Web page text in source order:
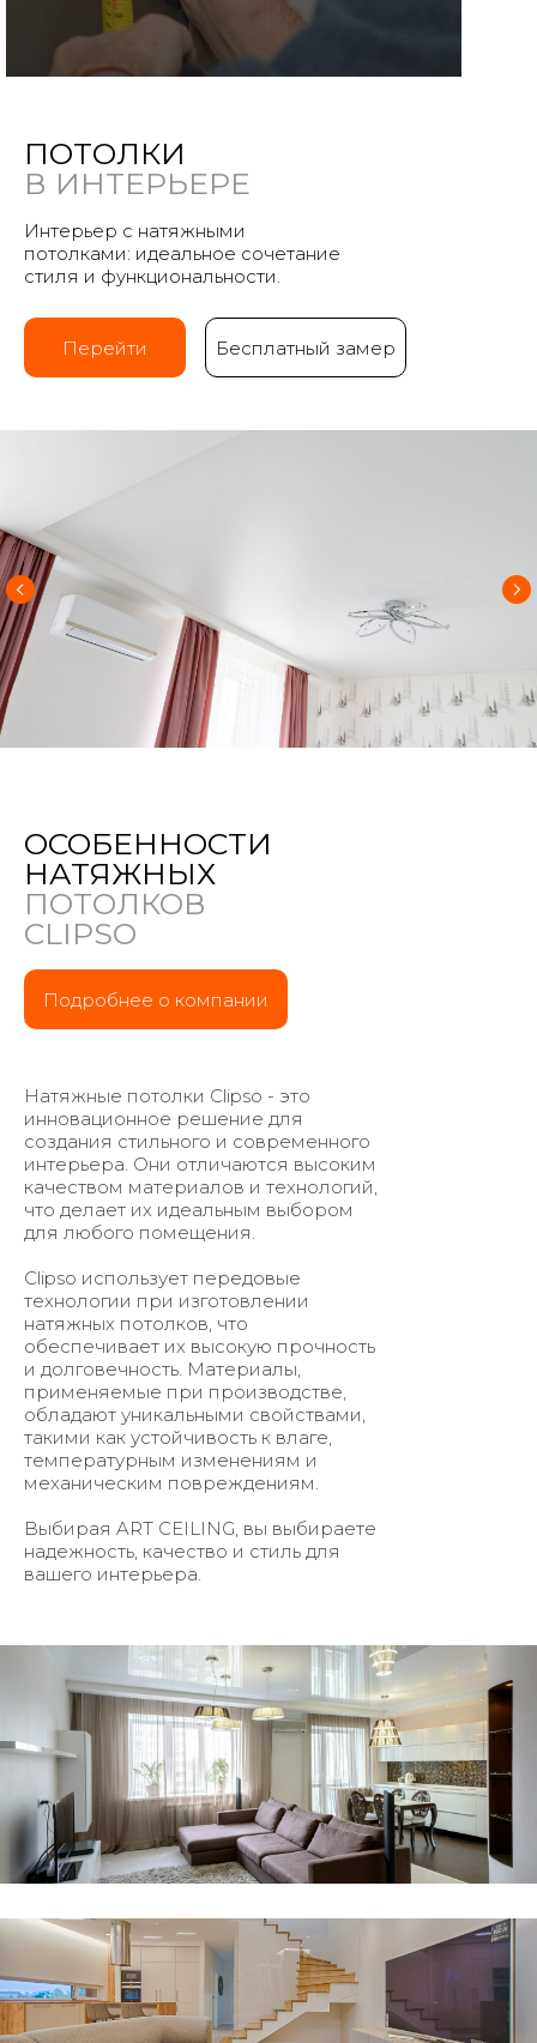
ПОТОЛКИ
В ИНТЕРЬЕРЕ
Интерьер с натяжными
потолками: идеальное сочетание
стиля и функциональности.
Перейти Бесплатный замер
ОСОБЕННОСТИ
НАТЯЖНЫХ
ПОТОЛКОВ
CLIPSO
Подробнее о компании
Натяжные потолки Clipso - это
инновационное решение для
создания стильного и современного
интерьера. Они отличаются высоким
качеством материалов и технологий,
что делает их идеальным выбором
для любого помещения.
Clipso использует передовые
технологии при изготовлении
натяжных потолков, что
обеспечивает их высокую прочность
и долговечность. Материалы,
применяемые при производстве,
обладают уникальными свойствами,
такими как устойчивость к влаге,
температурным изменениям и
механическим повреждениям.
Выбирая ART CEILING, вы выбираете
надежность, качество и стиль для
вашего интерьера.